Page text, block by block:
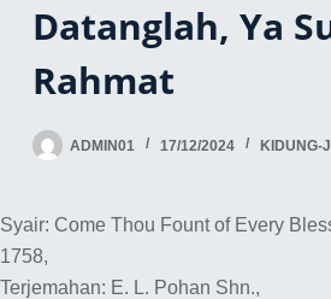
Datanglah, Ya
Rahmat
ADMIN01 17/12/2024 KIDUNG-
Syair: Come Thou Fount of Every
1758,
Terjemahan: E. L. Pohan Shn.,